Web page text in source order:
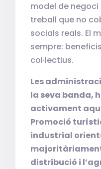
model de negoci
treball que no
socials reals. El
sempre:
col·lectius.
Les
la seva banda,
activament
Promoció
industrial
distribució i